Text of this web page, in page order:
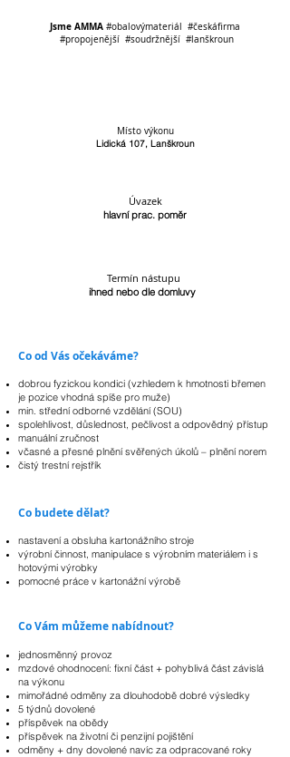
Jsme AMMA #obalovýmateriál #českáfirma
#propojenější #soudržnější #lanškroun
Místo výkonu
Lidická 107, Lanškroun
Úvazek
hlavní prac. poměr
Termín nástupu
ihned nebo dle domluvy
Co od Vás očekáváme?
dobrou fyzickou kondici (vzhledem k hmotnosti břemen
je pozice vhodná spíše pro muže)
min. střední odborné vzdělání (SOU)
spolehlivost, důslednost, pečlivost a odpovědný přístup
manuální zručnost
včasné a přesné plnění svěřených úkolů – plnění norem
čistý trestní rejstřík
Co budete dělat?
nastavení a obsluha kartonážního stroje
výrobní činnost, manipulace s výrobním materiálem i s
hotovými výrobky
pomocné práce v kartonážní výrobě
Co Vám můžeme nabídnout?
jednosměnný provoz
mzdové ohodnocení: fixní část + pohyblivá část závislá
na výkonu
mimořádné odměny za dlouhodobě dobré výsledky
5 týdnů dovolené
příspěvek na obědy
příspěvek na životní či penzijní pojištění
odměny + dny dovolené navíc za odpracované roky